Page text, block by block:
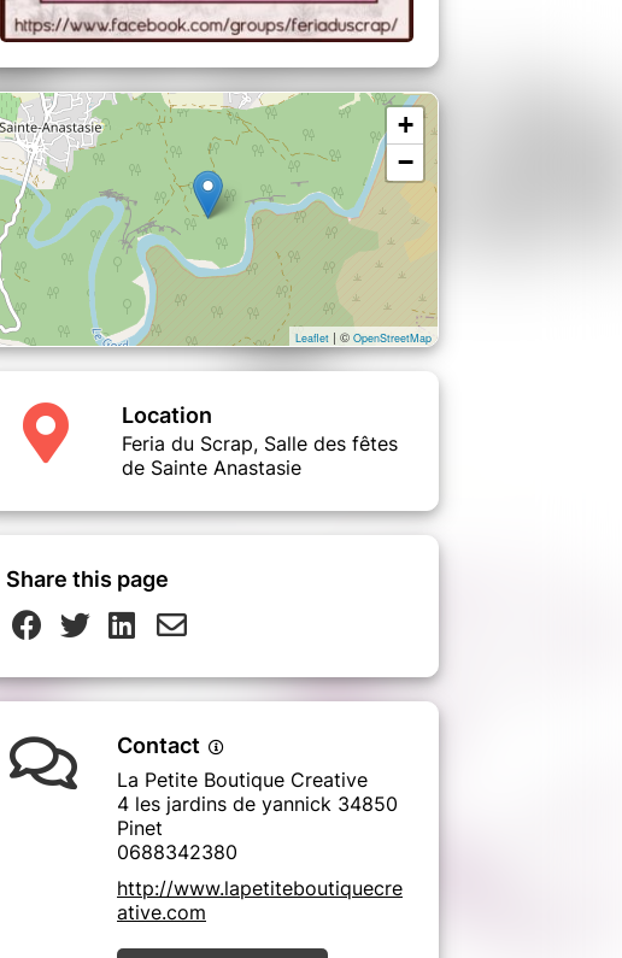
+
−
Leaflet | © OpenStreetMap
Location
Feria du Scrap, Salle des fêtes
de Sainte Anastasie
Share this page
Contact
La Petite Boutique Creative
4 les jardins de yannick 34850
Pinet
0688342380
http://www.lapetiteboutiquecre
ative.com